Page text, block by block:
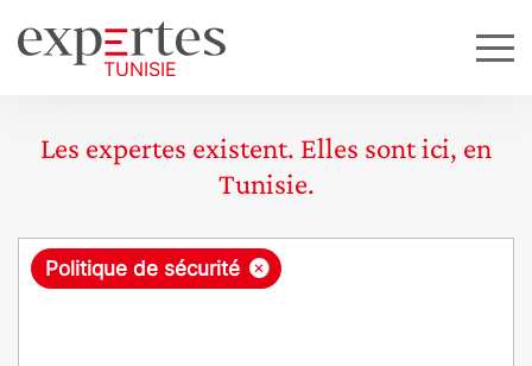
Les expertes existent. Elles sont ici, en
Tunisie.
R
×
Politique de sécurité